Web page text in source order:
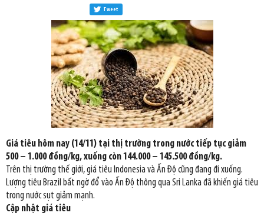
Tweet
Giá tiêu hôm nay (14/11) tại thị trường trong nước tiếp tục giảm
500 – 1.000 đồng/kg, xuống còn 144.000 – 145.500 đồng/kg.
Trên thị trường thế giới, giá tiêu Indonesia và Ấn Độ cũng đang đi xuống.
Lượng tiêu Brazil bất ngờ đổ vào Ấn Độ thông qua Sri Lanka đã khiến giá tiêu
trong nước sụt giảm mạnh.
Cập nhật giá tiêu